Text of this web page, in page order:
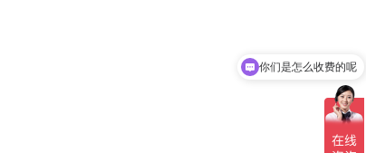
你们是怎么收费的呢
现在有优惠活动吗